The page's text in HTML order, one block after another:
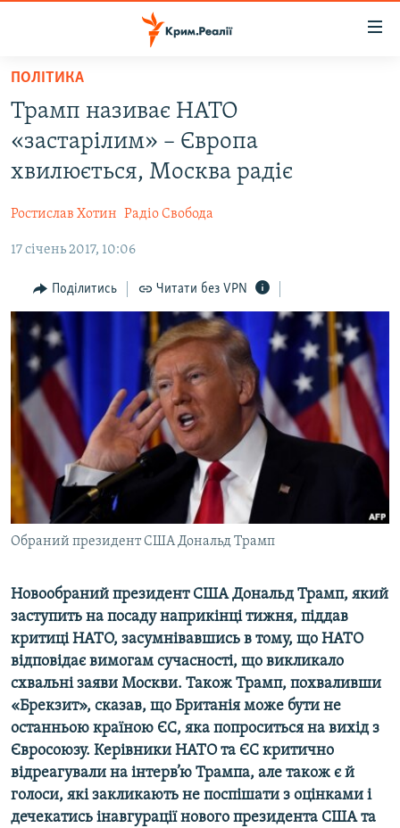
Перейти
основного
матеріалу
до
основної
Перейти
пошуку
ВОДА.КРИМ
ВІДЕО ТА ФОТО
БЛОГИ
ПОГЛЯД
ІНТЕРВ'Ю
ВСЕ ЗА ДЕНЬ
СПЕЦПРОЕКТИ
ДЕПОРТАЦІЯ
ВІДЕОУРОКИ «ELIFBE»
СВІДЧЕННЯ ОКУПАЦІЇ
УКРАЇНСЬКА ПРОБЛЕМА КРИМУ
ІНФОГРАФІКА
ЯК ОБІЙТИ БЛОКУВАННЯ
Русский
Qırımtatar
ДОЛУЧАЙСЯ!
Усі сайти RFE/RL
ПОЛІТИКА
Трамп називає НАТО
«застарілим» – Європа
хвилюється, Москва радіє
Ростислав Хотин Радіо Свобода
17 січень 2017, 10:06
Поділитись Читати без VPN
Обраний президент США Дональд Трамп
Новообраний президент США Дональд Трамп, який
заступить на посаду наприкінці тижня, піддав
критиці НАТО, засумнівавшись в тому, що НАТО
відповідає вимогам сучасності, що викликало
схвальні заяви Москви. Також Трамп, похваливши
«Брекзит», сказав, що Британія може бути не
останньою країною ЄС, яка попроситься на вихід з
Євросоюзу. Керівники НАТО та ЄС критично
відреагували на інтерв’ю Трампа, але також є й
голоси, які закликають не поспішати з оцінками і
дечекатись інавгурації нового президента США та